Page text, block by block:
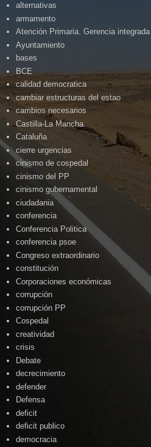
alternativas
armamento
Atención Primaria. Gerencia integrada
Ayuntamiento
bases
BCE
calidad democratica
cambiar estructuras del estao
cambios necesarios
Castilla-La Mancha
Cataluña
cierre urgencias
cinismo de cospedal
cinismo del PP
cinismo gubernamental
ciudadania
conferencia
Conferencia Politica
conferencia psoe
Congreso extraordinario
constitución
Corporaciones económicas
corrupción
corrupción PP
Cospedal
creatividad
crisis
Debate
decrecimiento
defender
Defensa
deficit
deficit publico
democracia